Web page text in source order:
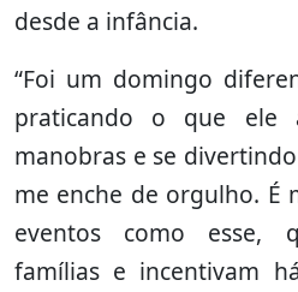
desde a infância.
“Foi um domingo
praticando o que ele
manobras e se
me enche de orgulho.
eventos como esse,
famílias e incentivam